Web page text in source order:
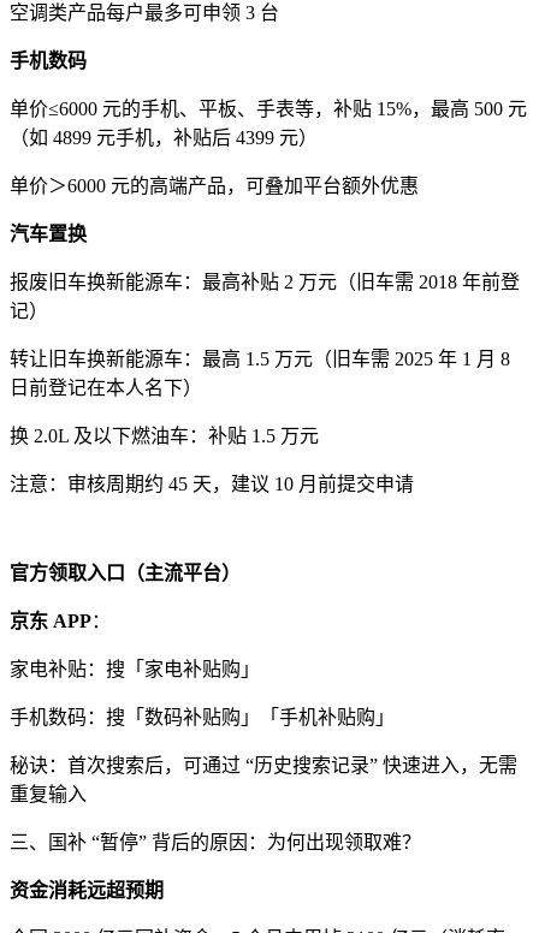
空调类产品每户最多可申领 3 台
手机数码
单价≤6000 元的手机、平板、手表等，补贴 15%，最高 500 元
（如 4899 元手机，补贴后 4399 元）
单价＞6000 元的高端产品，可叠加平台额外优惠
汽车置换
报废旧车换新能源车：最高补贴 2 万元（旧车需 2018 年前登
记）
转让旧车换新能源车：最高 1.5 万元（旧车需 2025 年 1 月 8
日前登记在本人名下）
换 2.0L 及以下燃油车：补贴 1.5 万元
注意：审核周期约 45 天，建议 10 月前提交申请
官方领取入口（主流平台）
京东 APP：
家电补贴：搜「家电补贴购」
手机数码：搜「数码补贴购」「手机补贴购」
秘诀：首次搜索后，可通过 “历史搜索记录” 快速进入，无需
重复输入
三、国补 “暂停” 背后的原因：为何出现领取难？
资金消耗远超预期